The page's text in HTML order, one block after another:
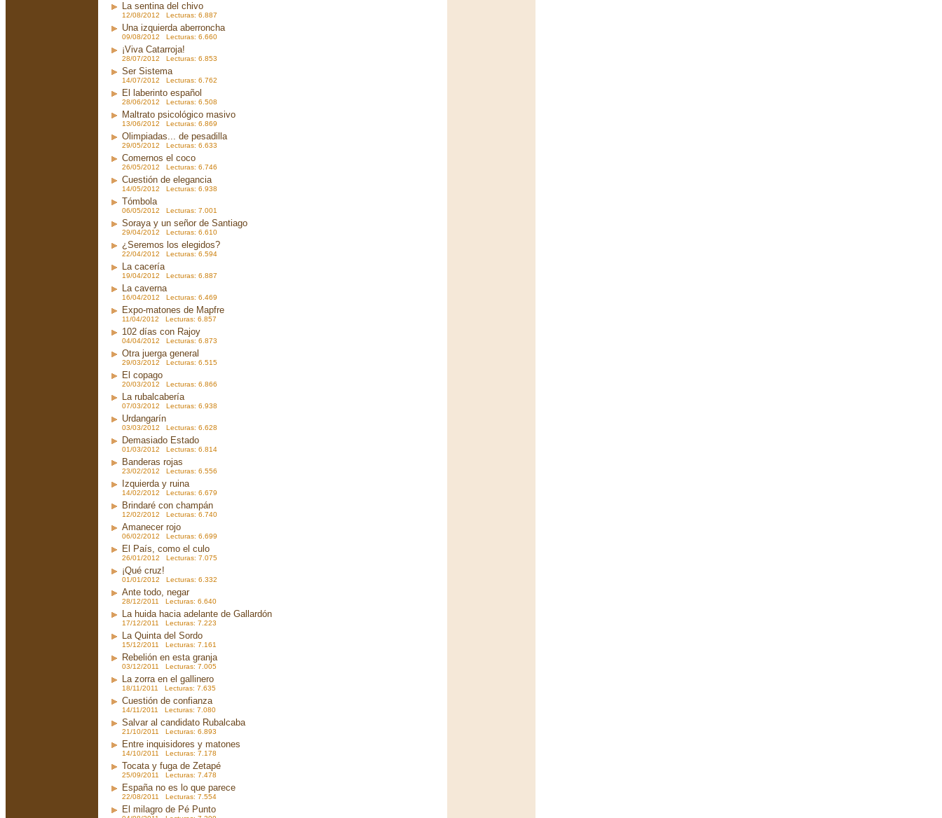
La sentina del chivo
12/08/2012 Lecturas: 6.887
Una izquierda aberroncha
09/08/2012 Lecturas: 6.660
¡Viva Catarroja!
28/07/2012 Lecturas: 6.853
Ser Sistema
14/07/2012 Lecturas: 6.762
El laberinto español
28/06/2012 Lecturas: 6.508
Maltrato psicológico masivo
13/06/2012 Lecturas: 6.869
Olimpiadas... de pesadilla
29/05/2012 Lecturas: 6.633
Comernos el coco
26/05/2012 Lecturas: 6.746
Cuestión de elegancia
14/05/2012 Lecturas: 6.938
Tómbola
06/05/2012 Lecturas: 7.001
Soraya y un señor de Santiago
29/04/2012 Lecturas: 6.610
¿Seremos los elegidos?
22/04/2012 Lecturas: 6.594
La cacería
19/04/2012 Lecturas: 6.887
La caverna
16/04/2012 Lecturas: 6.469
Expo-matones de Mapfre
11/04/2012 Lecturas: 6.857
102 días con Rajoy
04/04/2012 Lecturas: 6.873
Otra juerga general
29/03/2012 Lecturas: 6.515
El copago
20/03/2012 Lecturas: 6.866
La rubalcabería
07/03/2012 Lecturas: 6.938
Urdangarín
03/03/2012 Lecturas: 6.628
Demasiado Estado
01/03/2012 Lecturas: 6.814
Banderas rojas
23/02/2012 Lecturas: 6.556
Izquierda y ruina
14/02/2012 Lecturas: 6.679
Brindaré con champán
12/02/2012 Lecturas: 6.740
Amanecer rojo
06/02/2012 Lecturas: 6.699
El País, como el culo
26/01/2012 Lecturas: 7.075
¡Qué cruz!
01/01/2012 Lecturas: 6.332
Ante todo, negar
28/12/2011 Lecturas: 6.640
La huida hacia adelante de Gallardón
17/12/2011 Lecturas: 7.223
La Quinta del Sordo
15/12/2011 Lecturas: 7.161
Rebelión en esta granja
03/12/2011 Lecturas: 7.005
La zorra en el gallinero
18/11/2011 Lecturas: 7.635
Cuestión de confianza
14/11/2011 Lecturas: 7.080
Salvar al candidato Rubalcaba
21/10/2011 Lecturas: 6.893
Entre inquisidores y matones
14/10/2011 Lecturas: 7.178
Tocata y fuga de Zetapé
25/09/2011 Lecturas: 7.478
España no es lo que parece
22/08/2011 Lecturas: 7.554
El milagro de Pé Punto